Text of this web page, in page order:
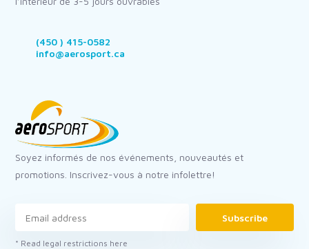
(450 ) 415-0582
info@aerosport.ca
Soyez informés de nos événements, nouveautés et
promotions. Inscrivez-vous à notre infolettre!
Subscribe
* Read legal restrictions here